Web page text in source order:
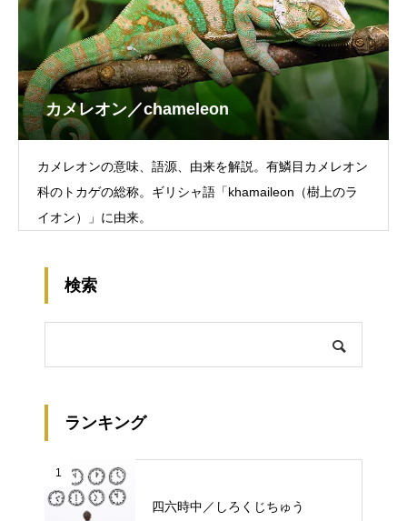
カメレオン／chameleon
カメレオンの意味、語源、由来を解説。有鱗目カメレオン
科のトカゲの総称。ギリシャ語「khamaileon（樹上のラ
イオン）」に由来。
検索
ランキング
1
四六時中／しろくじちゅう